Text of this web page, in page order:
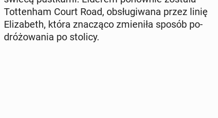
Tot­ten­ham Court Road, ob­słu­gi­wa­na przez linię
Eli­za­beth, która zna­czą­co zmie­ni­ła sposób po­
dró­żo­wa­nia po stolicy.